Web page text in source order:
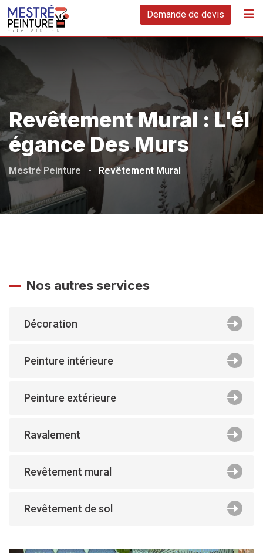
Demande de devis
Revêtement Mural : L'él
Égance Des Murs
Mestré Peinture - Revêtement Mural
Nos autres services
Décoration
Peinture intérieure
Peinture extérieure
Ravalement
Revêtement mural
Revêtement de sol